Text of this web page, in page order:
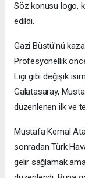
Söz konusu logo,
edildi.
Gazi Büstü'nü
Profesyonellik
Ligi gibi değişik
Galatasaray,
düzenlenen ilk ve
Mustafa Kemal
sonradan Türk
gelir sağlamak